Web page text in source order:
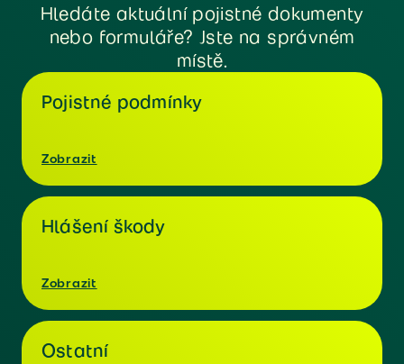
Hledáte aktuální pojistné dokumenty
nebo formuláře? Jste na správném
místě.
Pojistné podmínky
Zobrazit
Hlášení škody
Zobrazit
Ostatní